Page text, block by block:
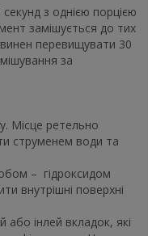
з однією порцією
замішується до тих
перевищувати 30
за
Місце ретельно
струменем води та
– гідроксидом
внутрішні поверхні
або інлей вкладок, які